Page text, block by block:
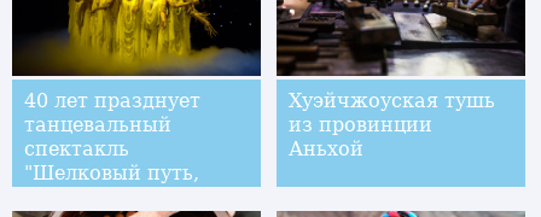
40 лет празднует
танцевальный
спектакль
"Шелковый путь,
Хуэйчжоуская тушь
из провинции
Аньхой